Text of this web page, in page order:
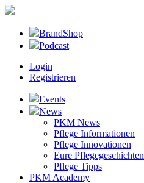
BrandShop
Podcast
Login
Registrieren
Events
News
PKM News
Pflege Informationen
Pflege Innovationen
Eure Pflegegeschichten
Pflege Tipps
PKM Academy